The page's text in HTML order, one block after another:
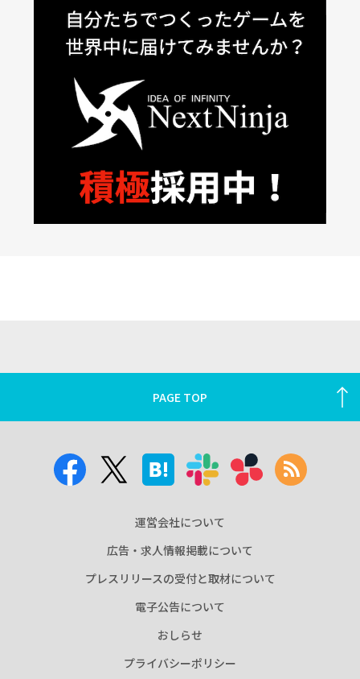
PAGE TOP
運営会社について
広告・求人情報掲載について
プレスリリースの受付と取材について
電子公告について
おしらせ
プライバシーポリシー